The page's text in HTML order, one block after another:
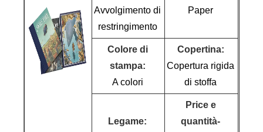
Avvolgimento di
restringimento
Paper
Colore di
stampa:
A colori
Copertina:
Copertura rigida
di stoffa
Legame:
Price e
quantità-